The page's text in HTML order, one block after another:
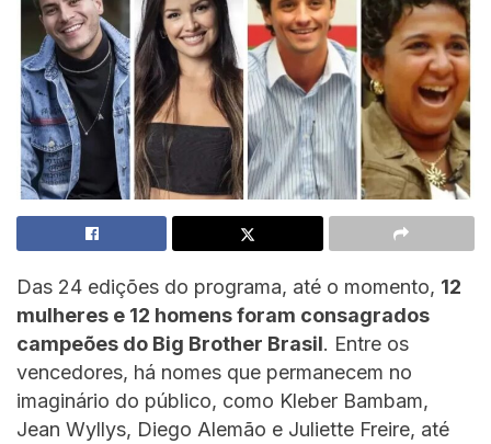
Das 24 edições do programa, até o momento, 12
mulheres e 12 homens foram consagrados
campeões do Big Brother Brasil. Entre os
vencedores, há nomes que permanecem no
imaginário do público, como Kleber Bambam,
Jean Wyllys, Diego Alemão e Juliette Freire, até